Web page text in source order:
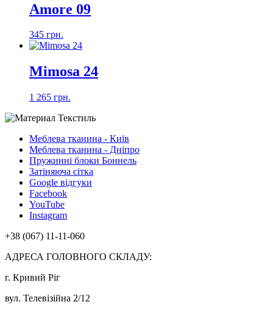
Amore 09
345 грн.
Mimosa 24
1 265 грн.
Меблева тканина - Київ
Меблева тканина - Дніпро
Пружинні блоки Боннель
Затіняюча сітка
Google відгуки
Facebook
YouTube
Instagram
+38 (067) 11-11-060
АДРЕСА ГОЛОВНОГО СКЛАДУ:
г. Кривий Ріг
вул. Телевізійна 2/12